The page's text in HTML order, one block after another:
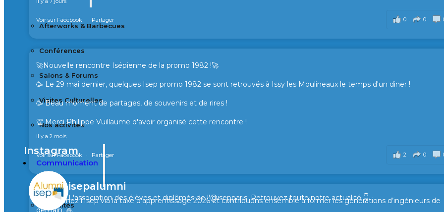
Afterworks & Barbecues
Conférences
Salons & Forums
Visites Culturelles
Nos activités
Communication
Actualités
0 0
Voir sur Facebook · Partager
🚀Nouvelle rencontre Isépienne de la promo 1982 !🚀
🥳 Le 29 mai dernier, quelques Isep promo 1982 se sont retrouvés à Issy les Moulineaux le temps d'un diner !
🥳 Beau moment de partages, de souvenirs et de rires !
👏 Merci Philippe Vuillaume d'avoir organisé cette rencontre !
il y a 2 mois
2 0
Voir sur Facebook · Partager
🙏 Soutenez l’Isep via la taxe d’apprentissage 2026 et contribuons ensemble à former les générations d’ingénieurs de
demain. 🙏
Instagram
isepalumni
L'association des élèves et diplômés de l'@isepparis.Retrouvez toute notre actualité 👇